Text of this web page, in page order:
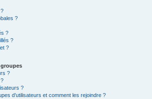
?
?
?
?
groupes
?
?
d’utilisateurs et comment les rejoindre ?